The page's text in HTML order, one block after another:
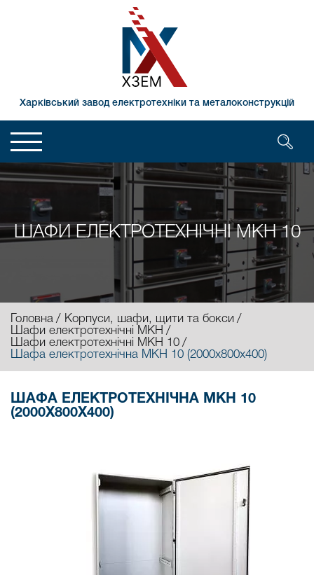
Харківський завод електротехніки та металоконструкцій
ШАФИ ЕЛЕКТРОТЕХНІЧНІ МКН 10
Головна
Корпуси, шафи, щити та бокси
Шафи електротехнічні МКН
Шафи електротехнічні МКН 10
Шафа електротехнічна МКН 10 (2000х800х400)
ШАФА ЕЛЕКТРОТЕХНІЧНА МКН 10
(2000Х800Х400)